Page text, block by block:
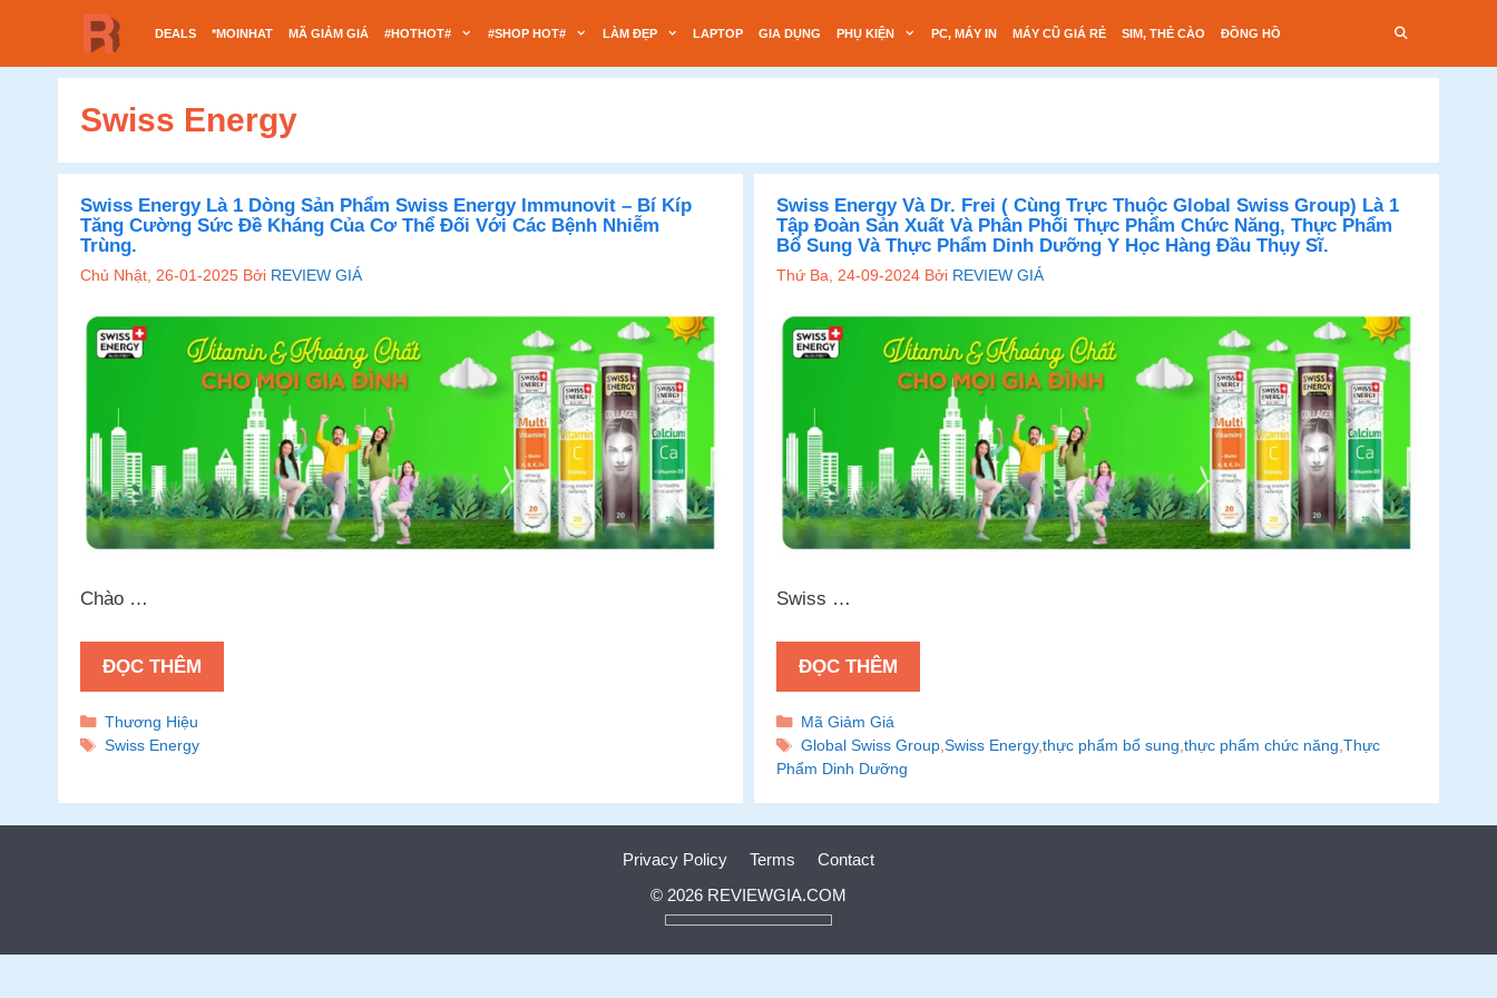
nội
DEALS *MOINHAT MÃ GIẢM GIÁ #HOTHOT# #SHOP HOT# LÀM ĐẸP LAPTOP GIA DỤNG PHỤ KIỆN PC, MÁY IN MÁY CŨ GIÁ RẺ SIM, THẺ CÀO ĐỒNG HỒ
Swiss Energy
Swiss Energy Là 1 Dòng Sản Phẩm Swiss Energy Immunovit – Bí Kíp
Tăng Cường Sức Đề Kháng Của Cơ Thể Đối Với Các Bệnh Nhiễm
Trùng.
Chủ Nhật, 26-01-2025 Bởi REVIEW GIÁ
Chào …
ĐỌC THÊM
Danh
mục
Thương Hiệu
Thẻ
Swiss Energy
Swiss Energy Và Dr. Frei ( Cùng Trực Thuộc Global Swiss Group) Là 1
Tập Đoàn Sản Xuất Và Phân Phối Thực Phẩm Chức Năng, Thực Phẩm
Bổ Sung Và Thực Phẩm Dinh Dưỡng Y Học Hàng Đầu Thụy Sĩ.
Thứ Ba, 24-09-2024 Bởi REVIEW GIÁ
Swiss …
ĐỌC THÊM
Danh
mục
Mã Giảm Giá
Thẻ
Global Swiss Group, Swiss Energy,thực phẩm bổ sung thực phẩm chức năng Thực
Phẩm Dinh Dưỡng
Privacy Policy Terms
Contact
© 2026 REVIEWGIA.COM